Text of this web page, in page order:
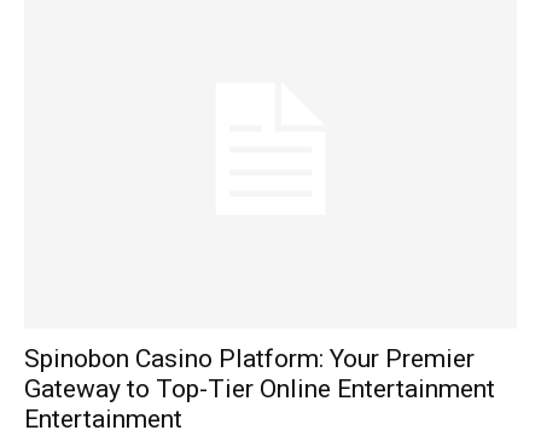
Spinobon Casino Platform: Your Premier
Gateway to Top-Tier Online Entertainment
Entertainment